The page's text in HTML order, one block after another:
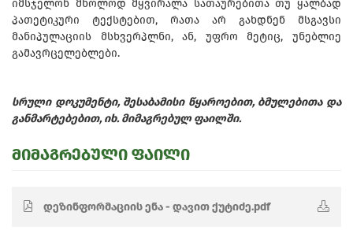
იმსჯელონ მხოლოდ მყვირალა სათაურებითა თუ ყალბად
პათეტიკური ტექსტებით, რათა არ გახდნენ მსგავსი
მანიპულაციის მსხვერპლნი, ან, უფრო მეტიც, უნებლიე
გამავრცელებლები.
სრული დოკუმენტი, შესაბამისი წყაროებით, ბმულებითა და
განმარტებებით, იხ. მიმაგრებულ ფაილში.
მიმაგრებული ფაილი
დეზინფორმაციის ენა - დავით ქუტიძე.pdf